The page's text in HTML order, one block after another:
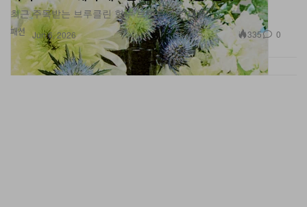
패션
최근 주목받는 브루클린 향수 브랜드의 신제품.
Jun 6, 2026 335 0